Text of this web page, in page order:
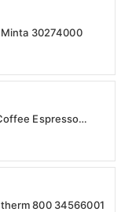
30274000
Espresso
800 34566001